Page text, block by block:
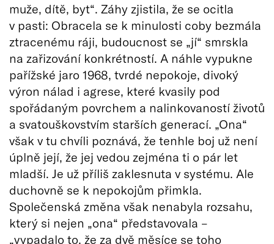
muže, dítě, byt“. Záhy zjistila, že se ocitla
v pasti: Obracela se k minulosti coby bezmála
ztracenému ráji, budoucnost se „jí“ smrskla
na zařizování konkrétností. A náhle vypukne
pařížské jaro 1968, tvrdé nepokoje, divoký
výron nálad i agrese, které kvasily pod
spořádaným povrchem a nalinkovaností životů
a svatouškovstvím starších generací. „Ona“
však v tu chvíli poznává, že tenhle boj už není
úplně její, že jej vedou zejména ti o pár let
mladší. Je už příliš zaklesnuta v systému. Ale
duchovně se k nepokojům přimkla.
Společenská změna však nenabyla rozsahu,
který si nejen „ona“ představovala –
„vypadalo to, že za dvě měsíce se toho